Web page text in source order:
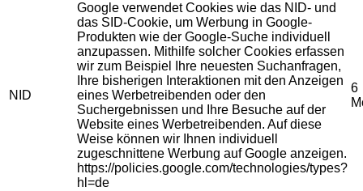
NID
Google verwendet Cookies wie das NID- und
das SID-Cookie, um Werbung in Google-
Produkten wie der Google-Suche individuell
anzupassen. Mithilfe solcher Cookies erfassen
wir zum Beispiel Ihre neuesten Suchanfragen,
Ihre bisherigen Interaktionen mit den Anzeigen
eines Werbetreibenden oder den
Suchergebnissen und Ihre Besuche auf der
Website eines Werbetreibenden. Auf diese
Weise können wir Ihnen individuell
zugeschnittene Werbung auf Google anzeigen.
https://policies.google.com/technologies/types?
hl=de
6